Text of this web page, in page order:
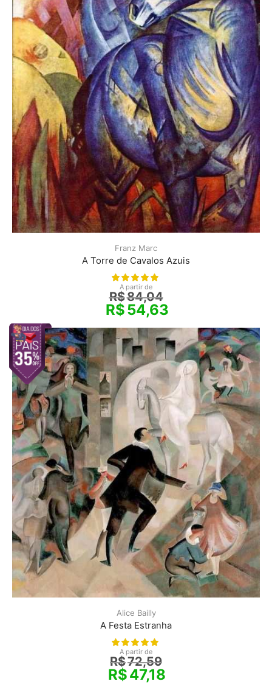
Franz Marc
A Torre de Cavalos Azuis
A partir de
R$84,04
R$54,63
Alice Bailly
A Festa Estranha
A partir de
R$72,59
R$47,18